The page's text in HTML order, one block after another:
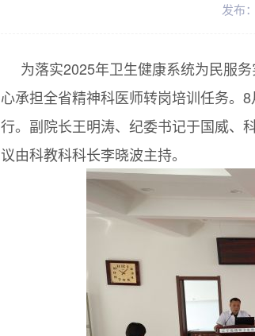
发布
为落实2025年卫生健康系统为民服
心承担全省精神科医师转岗培训任务。
行。副院长王明涛、纪委书记于国威、
议由科教科科长李晓波主持。